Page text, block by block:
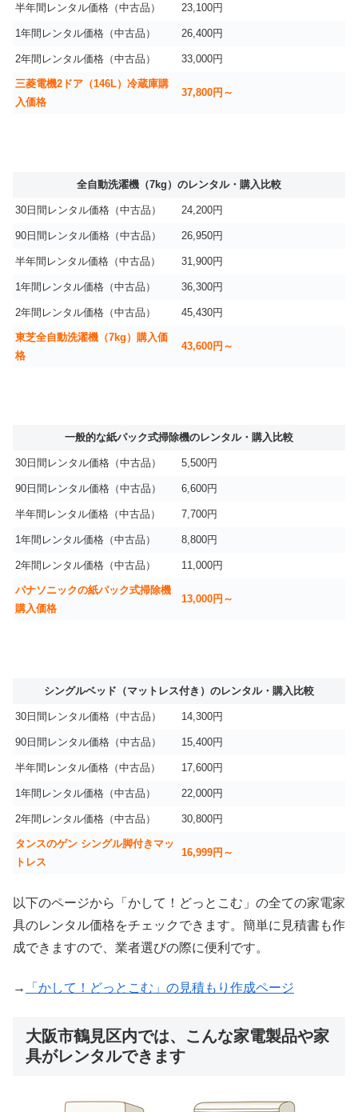
半年間レンタル価格（中古品） 23,100円
1年間レンタル価格（中古品） 26,400円
2年間レンタル価格（中古品） 33,000円
三菱電機2ドア（146L）冷蔵庫購
入価格
37,800円～
全自動洗濯機（7kg）のレンタル・購入比較
30日間レンタル価格（中古品） 24,200円
90日間レンタル価格（中古品） 26,950円
半年間レンタル価格（中古品） 31,900円
1年間レンタル価格（中古品） 36,300円
2年間レンタル価格（中古品） 45,430円
東芝全自動洗濯機（7kg）購入価
格
43,600円～
一般的な紙パック式掃除機のレンタル・購入比較
30日間レンタル価格（中古品） 5,500円
90日間レンタル価格（中古品） 6,600円
半年間レンタル価格（中古品） 7,700円
1年間レンタル価格（中古品） 8,800円
2年間レンタル価格（中古品） 11,000円
パナソニックの紙パック式掃除機
購入価格
13,000円～
シングルベッド（マットレス付き）のレンタル・購入比較
30日間レンタル価格（中古品） 14,300円
90日間レンタル価格（中古品） 15,400円
半年間レンタル価格（中古品） 17,600円
1年間レンタル価格（中古品） 22,000円
2年間レンタル価格（中古品） 30,800円
タンスのゲン シングル脚付きマッ
トレス
16,999円～
以下のページから「かして！どっとこむ」の全ての家電家
具のレンタル価格をチェックできます。簡単に見積書も作
成できますので、業者選びの際に便利です。
→ 「かして！どっとこむ」の見積もり作成ページ
大阪市鶴見区内では、こんな家電製品や家
具がレンタルできます